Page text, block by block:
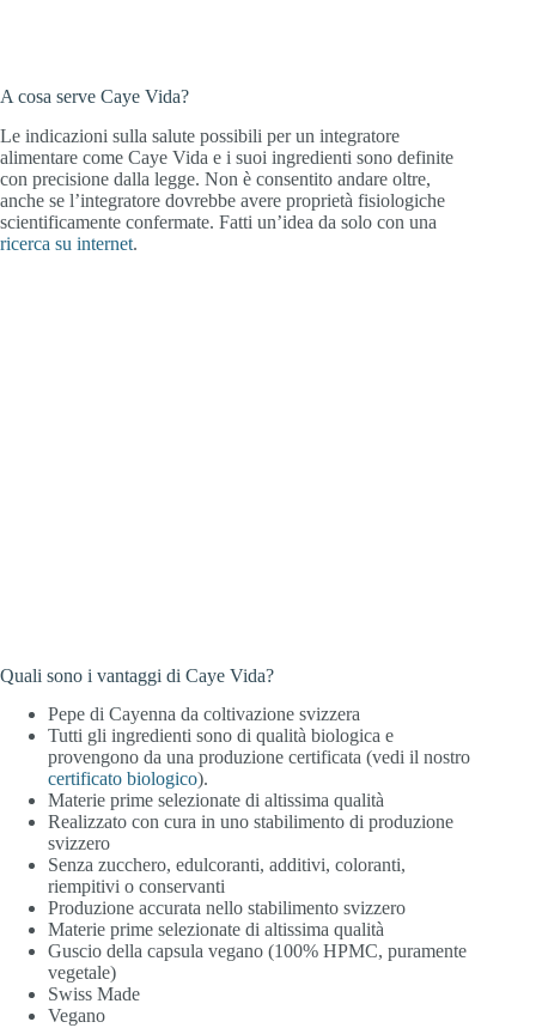
A cosa serve Caye Vida?
Le indicazioni sulla salute possibili per un integratore
alimentare come Caye Vida e i suoi ingredienti sono definite
con precisione dalla legge. Non è consentito andare oltre,
anche se l’integratore dovrebbe avere proprietà fisiologiche
scientificamente confermate. Fatti un’idea da solo con una
ricerca su internet.
Quali sono i vantaggi di Caye Vida?
Pepe di Cayenna da coltivazione svizzera
Tutti gli ingredienti sono di qualità biologica e
provengono da una produzione certificata (vedi il nostro
certificato biologico).
Materie prime selezionate di altissima qualità
Realizzato con cura in uno stabilimento di produzione
svizzero
Senza zucchero, edulcoranti, additivi, coloranti,
riempitivi o conservanti
Produzione accurata nello stabilimento svizzero
Materie prime selezionate di altissima qualità
Guscio della capsula vegano (100% HPMC, puramente
vegetale)
Swiss Made
Vegano